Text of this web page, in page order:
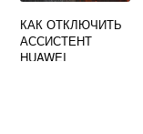
КАК ОТКЛЮЧИТЬ
АССИСТЕНТ
HUAWEI